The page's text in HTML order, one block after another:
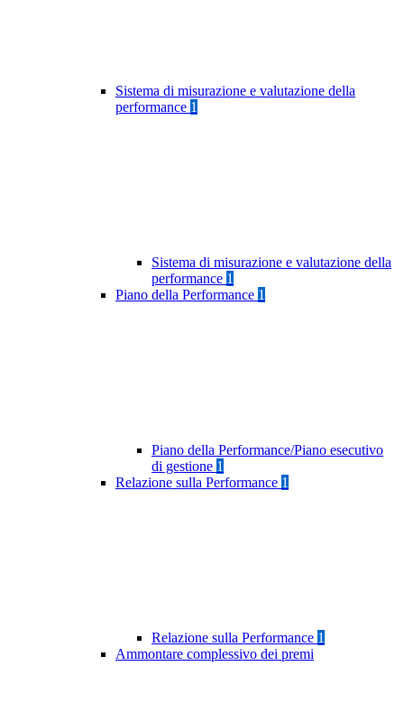
Sistema di misurazione e valutazione della
performance 1
Sistema di misurazione e valutazione della
performance 1
Piano della Performance 1
Piano della Performance/Piano esecutivo
di gestione 1
Relazione sulla Performance 1
Relazione sulla Performance 1
Ammontare complessivo dei premi